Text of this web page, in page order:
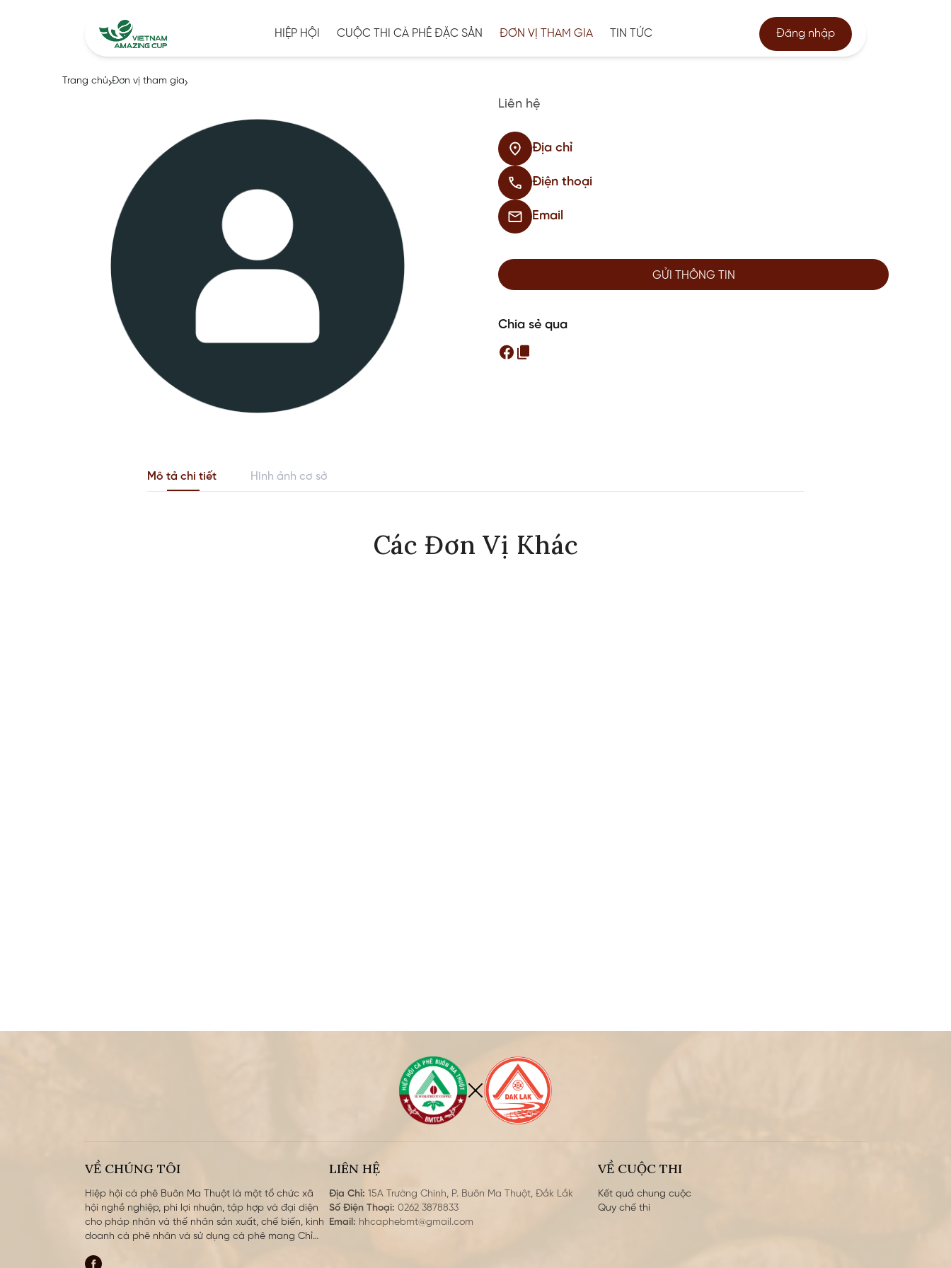
HIỆP HỘI CUỘC THI CÀ PHÊ ĐẶC SẢN ĐƠN VỊ THAM GIA TIN TỨC Đăng nhập
Trang chủ Đơn vị tham gia
Liên hệ
Địa chỉ
Điện thoại
Email
GỬI THÔNG TIN
Chia sẻ qua
Mô tả chi tiết Hình ảnh cơ sở
Các Đơn Vị Khác
VỀ CHÚNG TÔI
Hiệp hội cà phê Buôn Ma Thuột là một tổ chức xã
hội nghề nghiệp, phi lợi nhuận, tập hợp và đại diện
cho pháp nhân và thế nhân sản xuất, chế biến, kinh
doanh cà phê nhân và sử dụng cà phê mang Chỉ
được thành lập ngày 10 tháng 9 năm 2010 trên cơ sở
LIÊN HỆ
Địa Chỉ: 15A Trường Chinh, P. Buôn Ma Thuột, Đắk Lắk
Số Điện Thoại: 0262 3878833
Email: hhcaphebmt@gmail.com
VỀ CUỘC THI
Kết quả chung cuộc
quy chế thi